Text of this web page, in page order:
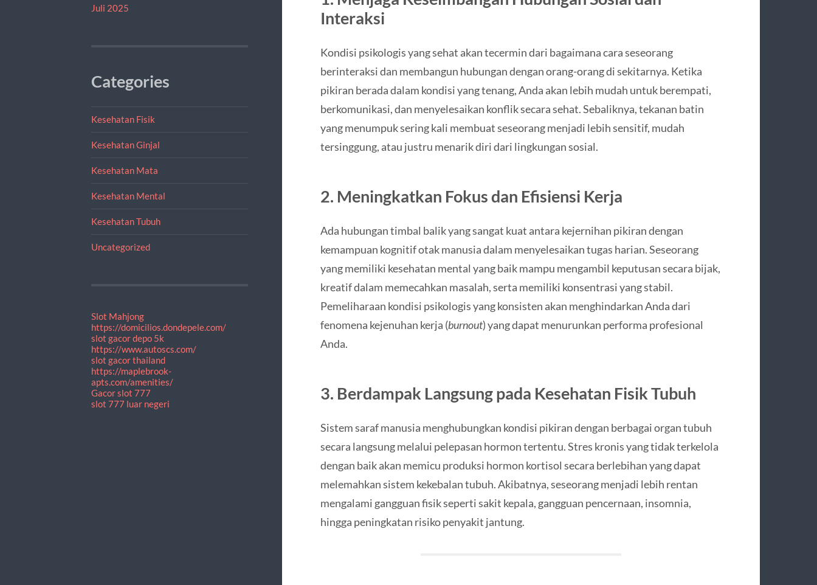
Juli 2025
Categories
Kesehatan Fisik
Kesehatan Ginjal
Kesehatan Mata
Kesehatan Mental
Kesehatan Tubuh
Uncategorized
Slot Mahjong
https://domicilios.dondepele.com/
slot gacor depo 5k
https://www.autoscs.com/
slot gacor thailand
https://maplebrook-
apts.com/amenities/
Gacor slot 777
slot 777 luar negeri
Interaksi
Kondisi psikologis yang sehat akan tecermin dari bagaimana cara seseorang
berinteraksi dan membangun hubungan dengan orang-orang di sekitarnya. Ketika
pikiran berada dalam kondisi yang tenang, Anda akan lebih mudah untuk berempati,
berkomunikasi, dan menyelesaikan konflik secara sehat. Sebaliknya, tekanan batin
yang menumpuk sering kali membuat seseorang menjadi lebih sensitif, mudah
tersinggung, atau justru menarik diri dari lingkungan sosial.
2. Meningkatkan Fokus dan Efisiensi Kerja
Ada hubungan timbal balik yang sangat kuat antara kejernihan pikiran dengan
kemampuan kognitif otak manusia dalam menyelesaikan tugas harian. Seseorang
yang memiliki kesehatan mental yang baik mampu mengambil keputusan secara bijak,
kreatif dalam memecahkan masalah, serta memiliki konsentrasi yang stabil.
Pemeliharaan kondisi psikologis yang konsisten akan menghindarkan Anda dari
fenomena kejenuhan kerja (burnout) yang dapat menurunkan performa profesional
Anda.
3. Berdampak Langsung pada Kesehatan Fisik Tubuh
Sistem saraf manusia menghubungkan kondisi pikiran dengan berbagai organ tubuh
secara langsung melalui pelepasan hormon tertentu. Stres kronis yang tidak terkelola
dengan baik akan memicu produksi hormon kortisol secara berlebihan yang dapat
melemahkan sistem kekebalan tubuh. Akibatnya, seseorang menjadi lebih rentan
mengalami gangguan fisik seperti sakit kepala, gangguan pencernaan, insomnia,
hingga peningkatan risiko penyakit jantung.